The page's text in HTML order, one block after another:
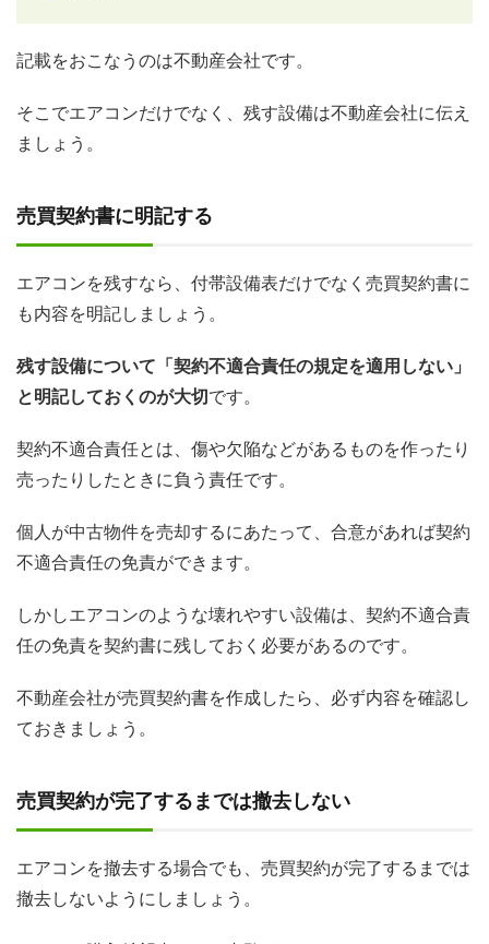
記載をおこなうのは不動産会社です。
そこでエアコンだけでなく、残す設備は不動産会社に伝え
ましょう。
売買契約書に明記する
エアコンを残すなら、付帯設備表だけでなく売買契約書に
も内容を明記しましょう。
残す設備について「契約不適合責任の規定を適用しない」
と明記しておくのが大切 です。
契約不適合責任とは、傷や欠陥などがあるものを作ったり
売ったりしたときに負う責任です。
個人が中古物件を売却するにあたって、合意があれば契約
不適合責任の免責ができます。
しかしエアコンのような壊れやすい設備は、契約不適合責
任の免責を契約書に残しておく必要があるのです。
不動産会社が売買契約書を作成したら、必ず内容を確認し
ておきましょう。
売買契約が完了するまでは撤去しない
エアコンを撤去する場合でも、売買契約が完了するまでは
撤去しないようにしましょう。